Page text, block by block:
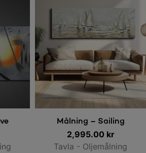
Lägg till i varukorg
Målning – Sailing
2,995.00 kr
Tavla - Oljemålning